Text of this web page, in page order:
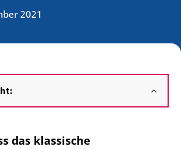
2021
das klassische